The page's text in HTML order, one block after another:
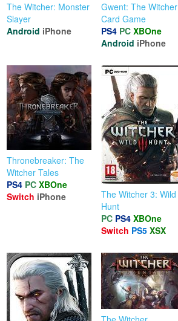
The Witcher: Monster
Slayer
Android iPhone
Gwent: The Witcher
Card Game
PS4 PC XBOne
Android iPhone
Thronebreaker: The
Witcher Tales
PS4 PC XBOne
Switch iPhone
The Witcher 3: Wild
Hunt
PC PS4 XBOne
Switch PS5 XSX